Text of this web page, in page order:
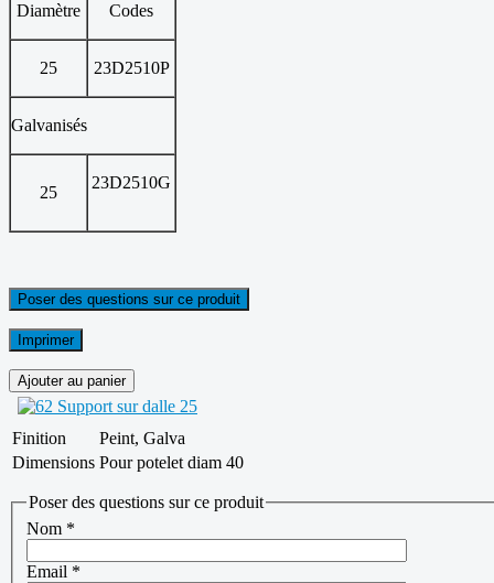
Diamètre Codes
25 23D2510P
Galvanisés
25
23D2510G
Poser des questions sur ce produit
Imprimer
Finition
Peint, Galva
Dimensions Pour potelet diam 40
Poser des questions sur ce produit
Nom *
Email *